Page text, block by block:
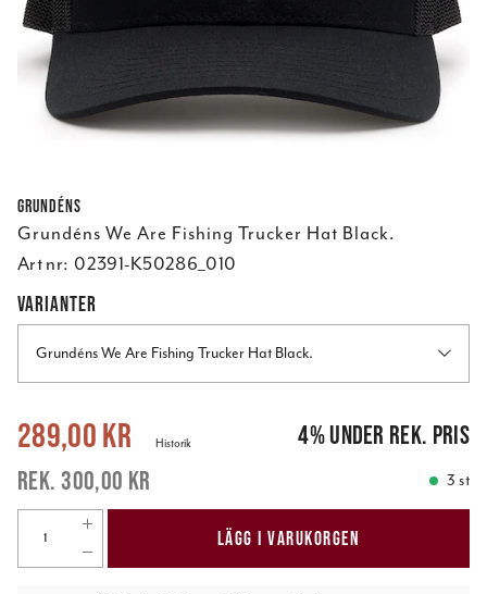
Grundéns
Grundéns We Are Fishing Trucker Hat Black.
Art nr: 02391-K50286_010
VARIANTER
Grundéns We Are Fishing Trucker Hat Black.
Nuvarande pris:289,00 kr 300,00 kr
289,00 kr
300,00 kr
Historik 4%under rek. pris
3 st
LÄGG I VARUKORGEN